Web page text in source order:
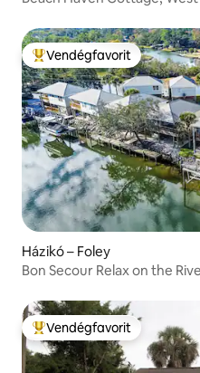
Kiemelt vendégfavorit
Vendégfavorit
Házikó – Foley
Kiemelt vendégfavorit
Vendégfavorit